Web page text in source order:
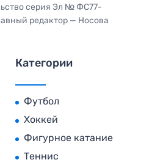
серия Эл № ФС77-
редактор — Носова
Категории
Футбол
Хоккей
Фигурное катание
Теннис